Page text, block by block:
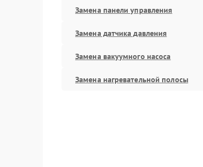
Замена панели управления
Замена датчика давления
Замена вакуумного насоса
Замена нагревательной полосы